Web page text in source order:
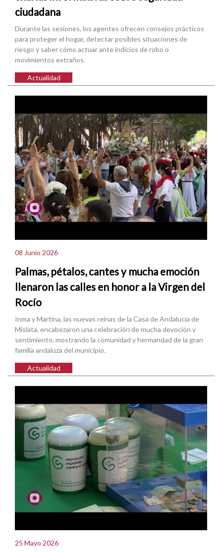
ciudadana
Durante las sesiones, los agentes ofrecen consejos prácticos
para proteger el hogar, detectar posibles situaciones de
riesgo y saber cómo actuar ante indicios de robo o
movimientos extraños.
Actualidad
08 Junio 2026
Palmas, pétalos, cantes y mucha emoción
llenaron las calles en honor a la Virgen del
Rocío
Inma y Martina, las nuevas reinas de la Casa de Andalucía de
Mislata, encabezaron una celebración de mucha devoción y
sentimiento, mostrando la comunidad y hermandad de la gran
familia andaluza del municipio.
Actualidad
25 Mayo 2026